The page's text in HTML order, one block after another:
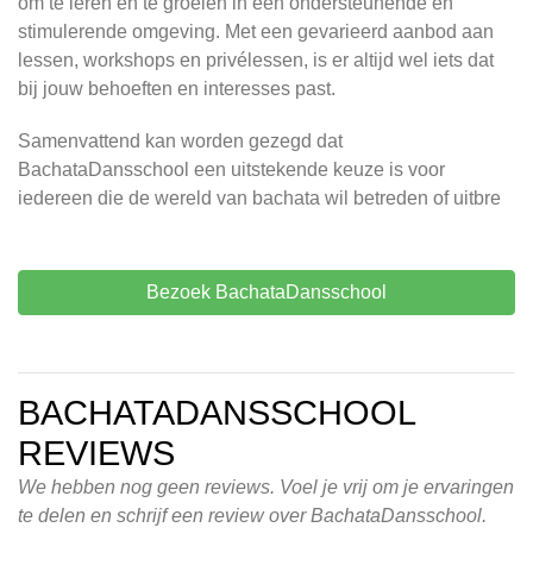
stimulerende omgeving. Met een gevarieerd aanbod aan
lessen, workshops en privélessen, is er altijd wel iets dat
bij jouw behoeften en interesses past.
Samenvattend kan worden gezegd dat
BachataDansschool een uitstekende keuze is voor
iedereen die de wereld van bachata wil betreden of uitbre
Bezoek BachataDansschool
BACHATADANSSCHOOL
REVIEWS
We hebben nog geen reviews. Voel je vrij om je ervaringen
te delen en schrijf een review over BachataDansschool.